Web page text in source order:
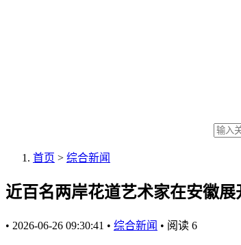
首页 > 综合新闻
近百名两岸花道艺术家在安徽展
• 2026-06-26 09:30:41 • 综合新闻 • 阅读 6